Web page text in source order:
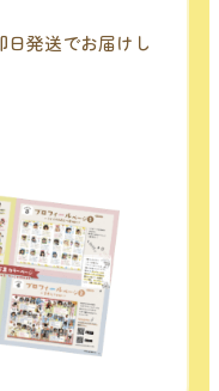
発送でお届けし